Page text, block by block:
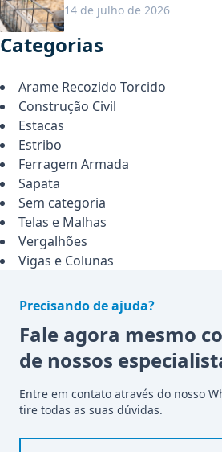
14 de julho de 2026
Categorias
Arame Recozido Torcido
Construção Civil
Estacas
Estribo
Ferragem Armada
Sapata
Sem categoria
Telas e Malhas
Vergalhões
Vigas e Colunas
Precisando de ajuda?
Fale agora mesmo
de nossos
Entre em contato através do nosso
tire todas as suas dúvidas.